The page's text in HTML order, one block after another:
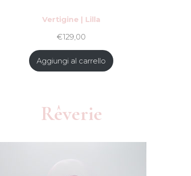
Vertigine | Lilla
€129,00
Aggiungi al carrello
Rêverie